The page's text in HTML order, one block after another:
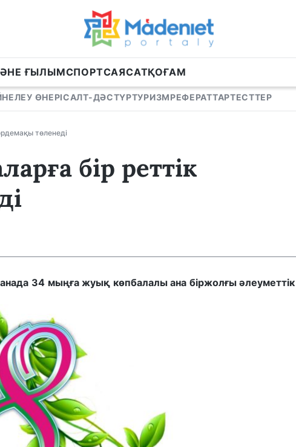
ҒЫЛЫМСПОРТСАЯСАТҚОҒАМ
ӨНЕРІСАЛТ-ДӘСТҮРТУРИЗМРЕФЕРАТТАРТЕСТТЕР
төленеді
бір реттік
34 мыңға жуық көпбалалы ана біржолғы